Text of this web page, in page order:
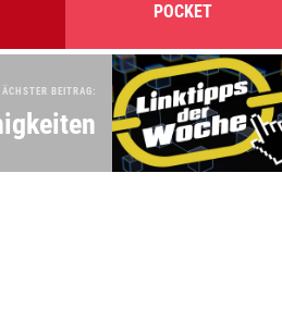
POCKET
BEITRAG: